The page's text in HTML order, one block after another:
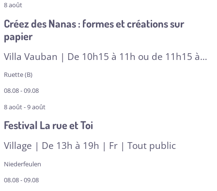
8 août
Créez des Nanas : formes et créations sur
papier
Villa Vauban | De 10h15 à 11h ou de 11h15 à
12h | À partir de 4 ans + adulte | Multilingue
Ruette (B)
08.08 - 09.08
8 août - 9 août
Festival La rue et Toi
Village | De 13h à 19h | Fr | Tout public
Niederfeulen
08.08 - 09.08